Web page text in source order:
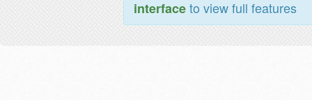
interfaceto view full features